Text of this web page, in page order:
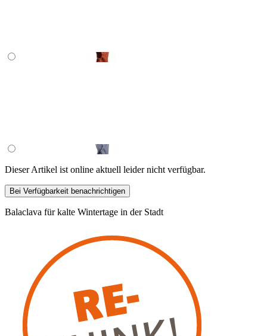
Dieser Artikel ist online aktuell leider nicht verfügbar.
Bei Verfügbarkeit benachrichtigen
Balaclava für kalte Wintertage in der Stadt